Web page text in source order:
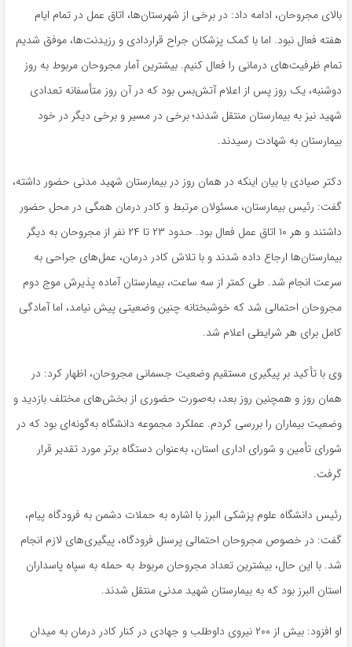
بالای مجروحان، ادامه داد: در برخی از شهرستان‌ها، اتاق عمل در تمام ایام
هفته فعال نبود. اما با کمک پزشکان جراح قراردادی و رزیدنت‌ها، موفق شدیم
تمام ظرفیت‌های درمانی را فعال کنیم. بیشترین آمار مجروحان مربوط به روز
دوشنبه، یک روز پس از اعلام آتش‌بس بود که در آن روز متأسفانه تعدادی
شهید نیز به بیمارستان منتقل شدند؛ برخی در مسیر و برخی دیگر در خود
بیمارستان به شهادت رسیدند.
دکتر صیادی با بیان اینکه در همان روز در بیمارستان شهید مدنی حضور داشته،
گفت: رئیس بیمارستان، مسئولان مرتبط و کادر درمان همگی در محل حضور
داشتند و هر ۱۰ اتاق عمل فعال بود. حدود ۲۳ تا ۲۴ نفر از مجروحان به دیگر
بیمارستان‌ها ارجاع داده شدند و با تلاش کادر درمان، عمل‌های جراحی به
سرعت انجام شد. طی کمتر از سه ساعت، بیمارستان آماده پذیرش موج دوم
مجروحان احتمالی شد که خوشبختانه چنین وضعیتی پیش نیامد، اما آمادگی
کامل برای هر شرایطی اعلام شد.
وی با تأکید بر پیگیری مستقیم وضعیت جسمانی مجروحان، اظهار کرد: در
همان روز و همچنین روز بعد، به‌صورت حضوری از بخش‌های مختلف بازدید و
وضعیت بیماران را بررسی کردم. عملکرد مجموعه دانشگاه به‌گونه‌ای بود که در
شورای تأمین و شورای اداری استان، به‌عنوان دستگاه برتر مورد تقدیر قرار
گرفت.
رئیس دانشگاه علوم پزشکی البرز با اشاره به حملات دشمن به فرودگاه پیام،
گفت: در خصوص مجروحان احتمالی پرسنل فرودگاه، پیگیری‌های لازم انجام
شد. با این حال، بیشترین تعداد مجروحان مربوط به حمله به سپاه پاسداران
استان البرز بود که به بیمارستان شهید مدنی منتقل شدند.
او افزود: بیش از ۲۰۰ نیروی داوطلب و جهادی در کنار کادر درمان به میدان